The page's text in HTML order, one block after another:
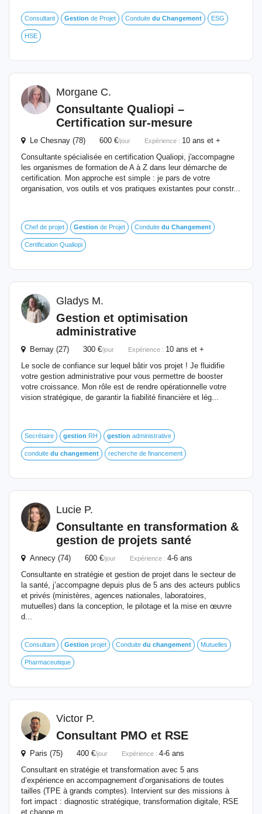
Consultant Gestion de Projet Conduite du Changement ESG
HSE
Morgane C.
Consultante Qualiopi –
Certification sur-mesure
Le Chesnay (78) 600 €/jour Expérience : 10 ans et +
Consultante spécialisée en certification Qualiopi, j'accompagne
les organismes de formation de A à Z dans leur démarche de
certification. Mon approche est simple : je pars de votre
organisation, vos outils et vos pratiques existantes pour constr...
Chef de projet Gestion de Projet Conduite du Changement
Certification Qualiopi
Gladys M.
Gestion et optimisation
administrative
Bernay (27) 300 €/jour Expérience : 10 ans et +
Le socle de confiance sur lequel bâtir vos projet ! Je fluidifie
votre gestion administrative pour vous permettre de booster
votre croissance. Mon rôle est de rendre opérationnelle votre
vision stratégique, de garantir la fiabilité financière et lég...
Secrétaire gestion RH gestion administrative
conduite du changement recherche de financement
Lucie P.
Consultante en transformation &
gestion de projets santé
Annecy (74) 600 €/jour Expérience : 4-6 ans
Consultante en stratégie et gestion de projet dans le secteur de
la santé, j’accompagne depuis plus de 5 ans des acteurs publics
et privés (ministères, agences nationales, laboratoires,
mutuelles) dans la conception, le pilotage et la mise en œuvre
d...
Consultant Gestion projet Conduite du changement Mutuelles
Pharmaceutique
Victor P.
Consultant PMO et RSE
Paris (75) 400 €/jour Expérience : 4-6 ans
Consultant en stratégie et transformation avec 5 ans
d’expérience en accompagnement d’organisations de toutes
tailles (TPE à grands comptes). Intervient sur des missions à
fort impact : diagnostic stratégique, transformation digitale, RSE
et change m...